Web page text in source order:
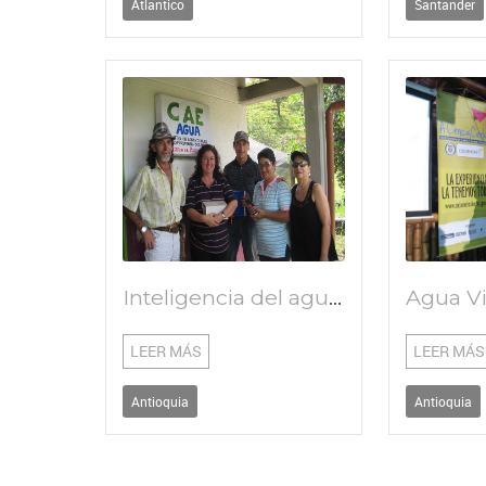
Atlantico Santander
Inteligencia del agua en la educación ambiental
LEER MÁS
Antioquia
Agua
LEER MÁS
Antioquia